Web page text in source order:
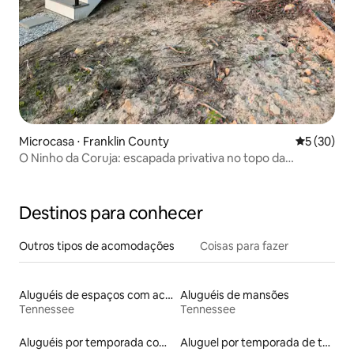
Microcasa ⋅ Franklin County 5 de uma
5 (30)
O Ninho da Coruja: escapada privativa no topo da
Destinos para conhecer
Outros tipos de acomodações Coisas para fazer
Aluguéis de espaços com acesso direto a pistas de esqui
Tennessee
Aluguéis de mansões
Tennessee
Aluguéis por temporada com banheira
Aluguel por temporada de townhouses